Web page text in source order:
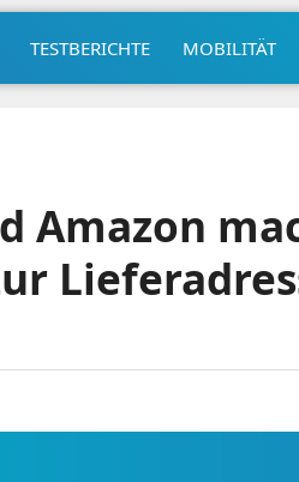
TESTBERICHTE MOBILITÄT
Amazon